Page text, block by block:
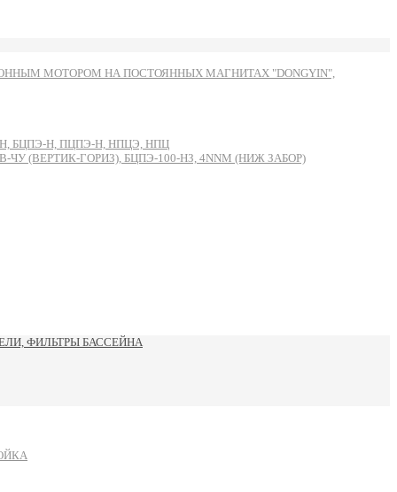
МОТОРОМ НА ПОСТОЯННЫХ МАГНИТАХ "DONGYIN",
БЦПЭ-Н, ПЦПЭ-Н, НПЦЭ, НПЦ
(ВЕРТИК-ГОРИЗ), БЦПЭ-100-НЗ, 4NNM (НИЖ ЗАБОР)
ФИЛЬТРЫ БАССЕЙНА